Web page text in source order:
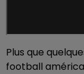
Plus que
football